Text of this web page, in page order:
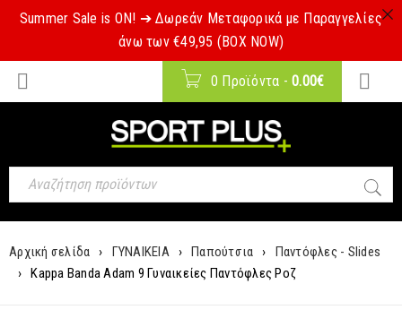
Summer Sale is ON! ➔ Δωρεάν Μεταφορικά με Παραγγελίες
άνω των €49,95 (BOX NOW)
0 Προϊόντα - 0.00€
Αρχική σελίδα › ΓΥΝΑΙΚΕΙΑ › Παπούτσια ›
Παντόφλες - Slides
›
Kappa Banda Adam 9 Γυναικείες Παντόφλες Ροζ